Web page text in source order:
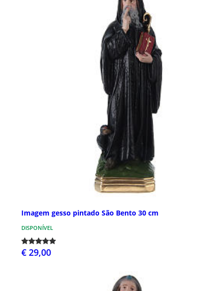
Imagem gesso pintado São Bento 30 cm
DISPONÍVEL
€ 29,00